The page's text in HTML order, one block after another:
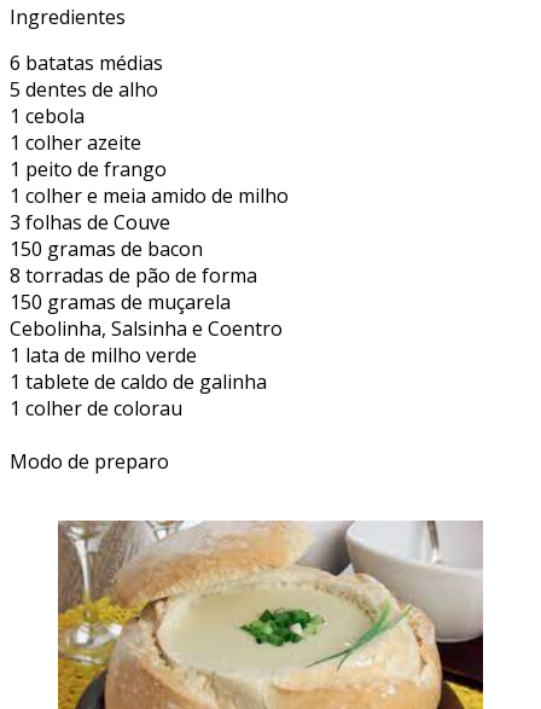
Ingredientes
6 batatas médias
5 dentes de alho
1 cebola
1 colher azeite
1 peito de frango
1 colher e meia amido de milho
3 folhas de Couve
150 gramas de bacon
8 torradas de pão de forma
150 gramas de muçarela
Cebolinha, Salsinha e Coentro
1 lata de milho verde
1 tablete de caldo de galinha
1 colher de colorau
Modo de preparo